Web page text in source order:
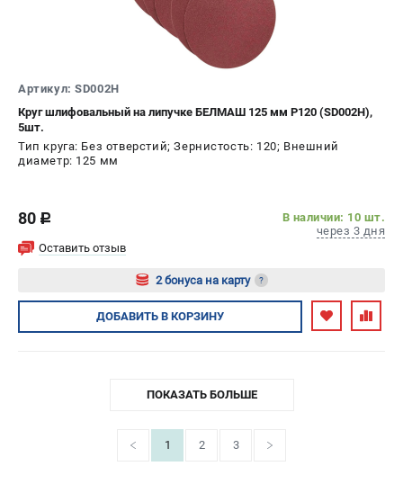
Артикул: SD002H
Круг шлифовальный на липучке БЕЛМАШ 125 мм P120 (SD002H),
5шт.
Тип круга: Без отверстий; Зернистость: 120; Внешний
диаметр: 125 мм
80 c
В наличии: 10 шт.
через 3 дня
Оставить отзыв
2 бонуса на карту ?
Авторизуйтесь
ДОБАВИТЬ В КОРЗИНУ
1 2 3
ПОКАЗАТЬ БОЛЬШЕ